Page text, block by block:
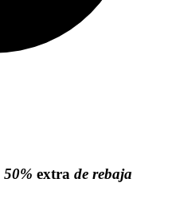
50% extra de rebaja